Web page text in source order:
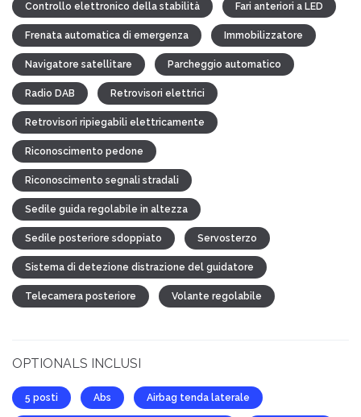
Controllo elettronico della stabilità Fari anteriori a LED
Frenata automatica di emergenza Immobilizzatore
Navigatore satellitare Parcheggio automatico
Radio DAB Retrovisori elettrici
Retrovisori ripiegabili elettricamente
Riconoscimento pedone
Riconoscimento segnali stradali
Sedile guida regolabile in altezza
Sedile posteriore sdoppiato Servosterzo
Sistema di detezione distrazione del guidatore
Telecamera posteriore Volante regolabile
OPTIONALS INCLUSI
5 posti Abs Airbag tenda laterale